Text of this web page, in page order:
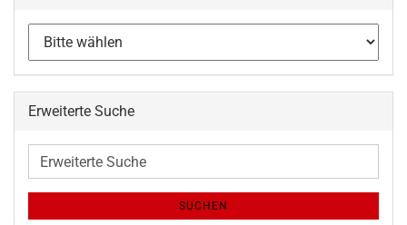
Erweiterte Suche
Erweiterte
Suche
SUCHEN